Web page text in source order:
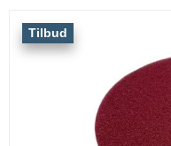
Tilbud